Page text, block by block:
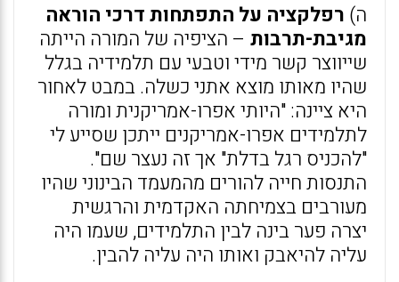
ה) רפלקציה על התפתחות דרכי הוראה
מגיבת-תרבות – הציפיה של המורה הייתה
שייווצר קשר מידי וטבעי עם תלמידיה בגלל
שהיו מאותו מוצא אתני כשלה. במבט לאחור
היא ציינה: "היותי אפרו-אמריקנית ומורה
לתלמידים אפרו-אמריקנים ייתכן שסייע לי
"להכניס רגל בדלת" אך זה נעצר שם".
התנסות חייה להורים מהמעמד הבינוני שהיו
מעורבים בצמיחתה האקדמית והרגשית
יצרה פער בינה לבין התלמידים, שעמו היה
עליה להיאבק ואותו היה עליה להבין.